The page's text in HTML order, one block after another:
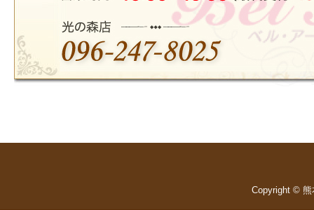
Copyright © 熊